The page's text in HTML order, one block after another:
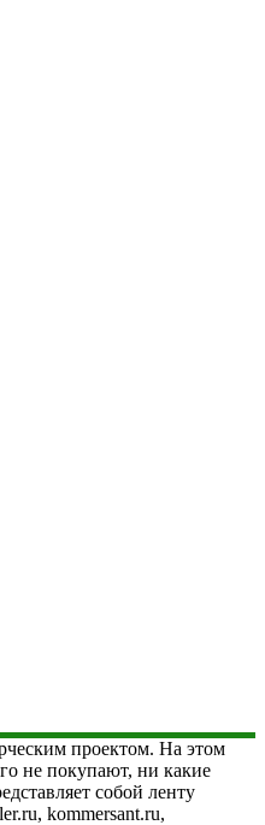
проектом. На этом
не покупают, ни какие
собой ленту
kommersant.ru,